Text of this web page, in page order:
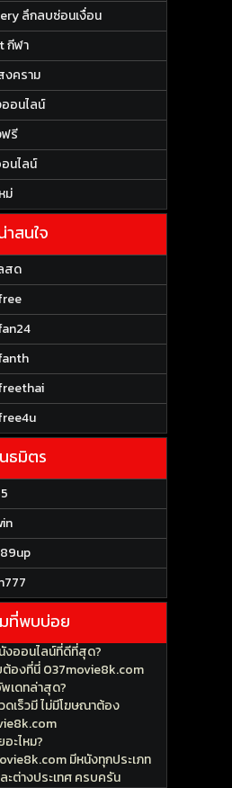
ลึกลบซ่อนเงื่อน
กีฬา
งคราม
อนไลน์
รี
นไลน์
ม่
าสนใจ
สด
ธมิตร
ที่พบบ่อย
งออนไลน์ที่ดีที่สุด?
องที่นี่ 037movie8k.com
เดทล่าสุด?
ดเร็วมี ไม่มีโฆษณาต้อง
ะไหม?
มีหนังทุกประเภท
ะต่างประเทศ ครบครัน